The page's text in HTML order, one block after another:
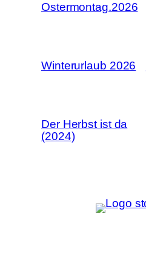
Ostermontag.2026
Winterurlaub 2026
Der Herbst ist da
(2024)